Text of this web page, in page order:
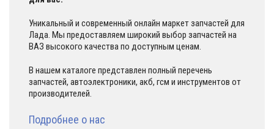
Уникальный и современный онлайн маркет запчастей для
Лада. Мы предоставляем широкий выбор запчастей на
ВАЗ высокого качества по доступным ценам.
В нашем каталоге представлен полный перечень
запчастей, автоэлектроники, акб, гсм и инструментов от
производителей.
Подробнее о нас